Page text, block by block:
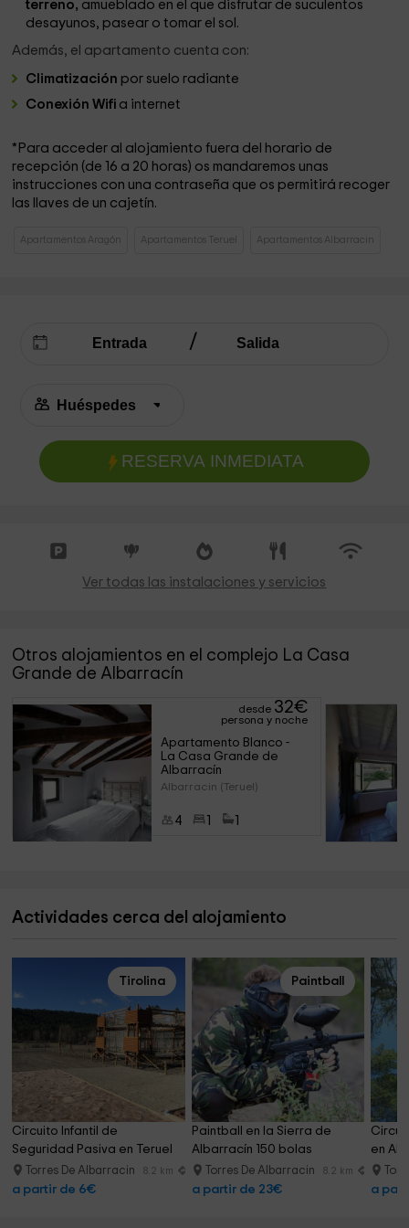
terreno, amueblado en el que disfrutar de suculentos
desayunos, pasear o tomar el sol.
Además, el apartamento cuenta con:
Climatización por suelo radiante
Conexión Wifi a internet
*Para acceder al alojamiento fuera del horario de
recepción (de 16 a 20 horas) os mandaremos unas
instrucciones con una contraseña que os permitirá recoger
las llaves de un cajetín.
Apartamentos Aragón Apartamentos Teruel Apartamentos Albarracin
RESERVA INMEDIATA
Ver todas las instalaciones y servicios
Otros alojamientos en el complejo La Casa
Grande de Albarracín
desde 32€
persona y noche
Apartamento Blanco -
La Casa Grande de
Albarracín
Albarracin (Teruel)
4
Actividades cerca del alojamiento
Tirolina
Circuito Infantil de
Seguridad Pasiva en Teruel
Torres De Albarracin 8.2 km
a partir de 6€
Paintball
Paintball en la Sierra de
Albarracín 150 bolas
Torres De Albarracin 8.2 km
a partir de 23€
en
a